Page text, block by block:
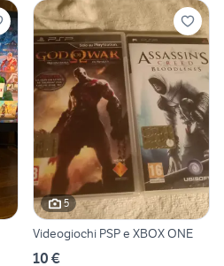
5
Videogiochi PSP e XBOX ONE
10 €